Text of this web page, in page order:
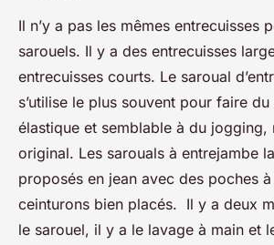
Il n’y a pas les mêmes entrecuisses
sarouels. Il y a des entrecuisses
entrecuisses courts. Le saroual
s’utilise le plus souvent pour faire
élastique et semblable à du jogging,
original. Les sarouals à entrejambe
proposés en jean avec des poches à
ceinturons bien placés. Il y a deux
le sarouel, il y a le lavage à main et